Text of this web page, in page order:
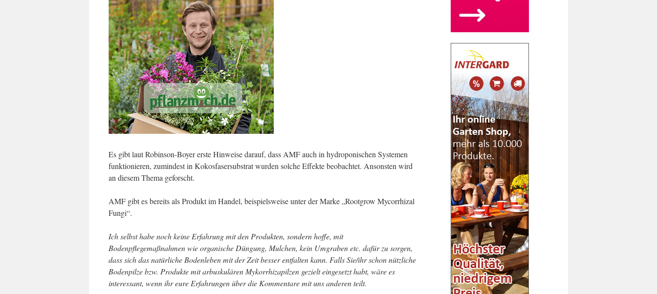
Es gibt laut Robinson-Boyer erste Hinweise darauf, dass AMF auch in hydroponischen Systemen
funktionieren, zumindest in Kokosfasersubstrat wurden solche Effekte beobachtet. Ansonsten wird
an diesem Thema geforscht.
AMF gibt es bereits als Produkt im Handel, beispielsweise unter der Marke „Rootgrow Mycorrhizal
Fungi“.
Ich selbst habe noch keine Erfahrung mit den Produkten, sondern hoffe, mit
Bodenpflegemaßnahmen wie organische Düngung, Mulchen, kein Umgraben etc. dafür zu sorgen,
dass sich das natürliche Bodenleben mit der Zeit besser entfalten kann. Falls Sie/ihr schon nützliche
Bodenpilze bzw. Produkte mit arbuskulären Mykorrhizapilzen gezielt eingesetzt habt, wäre es
interessant, wenn ihr eure Erfahrungen über die Kommentare mit uns anderen teilt.